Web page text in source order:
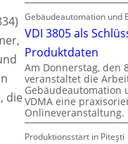
die
Gebäudeautomation und
VDI 3805 als
Produktdaten
Am Donnerstag, den
veranstaltet die
Gebäudeautomation
VDMA eine
Onlineveranstaltung.
Produktionsstart in Piteşti